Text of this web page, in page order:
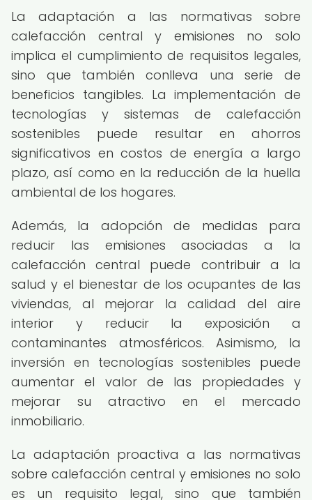
La adaptación a las normativas sobre
calefacción central y emisiones no solo
implica el cumplimiento de requisitos legales,
sino que también conlleva una serie de
beneficios tangibles. La implementación de
tecnologías y sistemas de calefacción
sostenibles puede resultar en ahorros
significativos en costos de energía a largo
plazo, así como en la reducción de la huella
ambiental de los hogares.
Además, la adopción de medidas para
reducir las emisiones asociadas a la
calefacción central puede contribuir a la
salud y el bienestar de los ocupantes de las
viviendas, al mejorar la calidad del aire
interior y reducir la exposición a
contaminantes atmosféricos. Asimismo, la
inversión en tecnologías sostenibles puede
aumentar el valor de las propiedades y
mejorar su atractivo en el mercado
inmobiliario.
La adaptación proactiva a las normativas
sobre calefacción central y emisiones no solo
es un requisito legal, sino que también